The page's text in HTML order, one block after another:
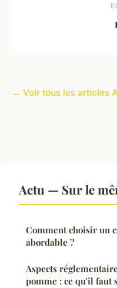
← Voir tous les articles
Actu — Sur le
Comment choisir un
abordable ?
Aspects
pomme : ce qu'il faut